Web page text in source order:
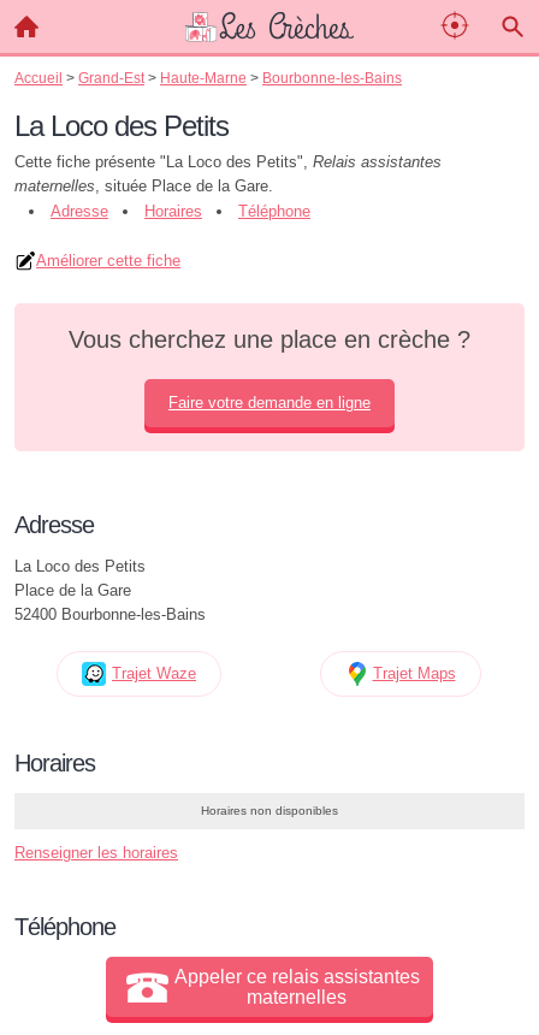
Accueil > Grand-Est > Haute-Marne > Bourbonne-les-Bains
La Loco des Petits
Cette fiche présente "La Loco des Petits", Relais assistantes
maternelles, située Place de la Gare.
Adresse
Horaires Téléphone
Améliorer cette fiche
Vous cherchez une place en crèche ?
Faire votre demande en ligne
Adresse
La Loco des Petits
Place de la Gare
52400 Bourbonne-les-Bains
Trajet Waze Trajet Maps
Horaires
Horaires non disponibles
Renseigner les horaires
Téléphone
Appeler ce relais assistantes
maternelles